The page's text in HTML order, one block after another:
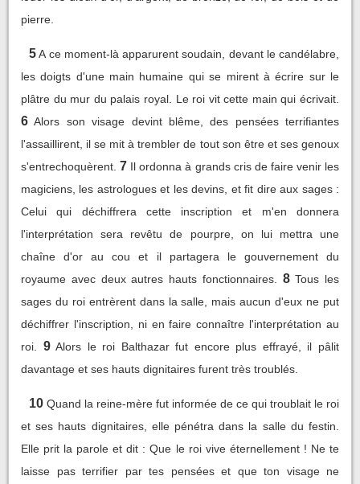
pierre.
5 A ce moment-là apparurent soudain, devant le candélabre,
les doigts d'une main humaine qui se mirent à écrire sur le
plâtre du mur du palais royal. Le roi vit cette main qui écrivait.
6 Alors son visage devint blême, des pensées terrifiantes
l'assaillirent, il se mit à trembler de tout son être et ses genoux
s'entrechoquèrent. 7 Il ordonna à grands cris de faire venir les
magiciens, les astrologues et les devins, et fit dire aux sages :
Celui qui déchiffrera cette inscription et m'en donnera
l'interprétation sera revêtu de pourpre, on lui mettra une
chaîne d'or au cou et il partagera le gouvernement du
royaume avec deux autres hauts fonctionnaires.
8 Tous les
sages du roi entrèrent dans la salle, mais aucun d'eux ne put
déchiffrer l'inscription, ni en faire connaître l'interprétation au
roi.
9 Alors le roi Balthazar fut encore plus effrayé, il pâlit
davantage et ses hauts dignitaires furent très troublés.
10 Quand la reine-mère fut informée de ce qui troublait le roi
et ses hauts dignitaires, elle pénétra dans la salle du festin.
Elle prit la parole et dit : Que le roi vive éternellement ! Ne te
laisse pas terrifier par tes pensées et que ton visage ne